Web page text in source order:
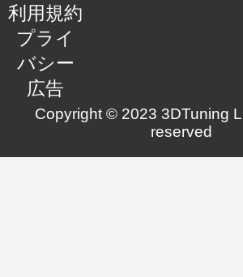
利用規約
プライ
バシー
広告
Copyright © 2023 3DTuning
reserved